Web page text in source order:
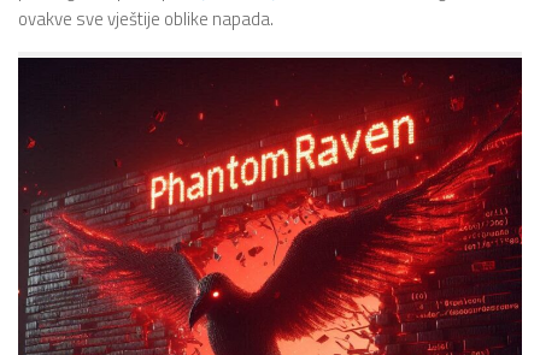
ovakve sve vještije oblike napada.